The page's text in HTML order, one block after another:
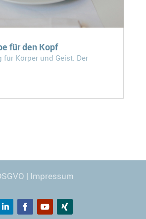
für den Kopf
für Körper und Geist. Der
| Impressum